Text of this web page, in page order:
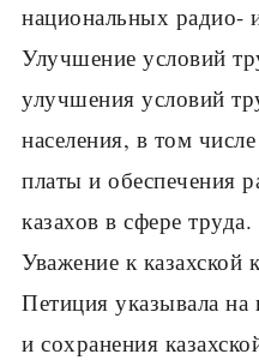
национальных радио-
Улучшение условий
улучшения условий
населения, в том
платы и обеспечения
казахов в сфере труда.
Уважение к казахской
Петиция указывала
и сохранения